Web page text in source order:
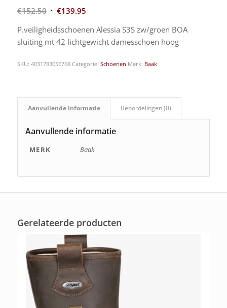
€152.50 €139.95
P.veiligheidsschoenen Alessia S3S zw/groen BOA
sluiting mt 42 lichtgewicht damesschoen hoog
SKU: 4031783056768 Categorie: Schoenen Merk: Baak
Aanvullende informatie Beoordelingen (0)
Aanvullende informatie
MERK Baak
Gerelateerde producten